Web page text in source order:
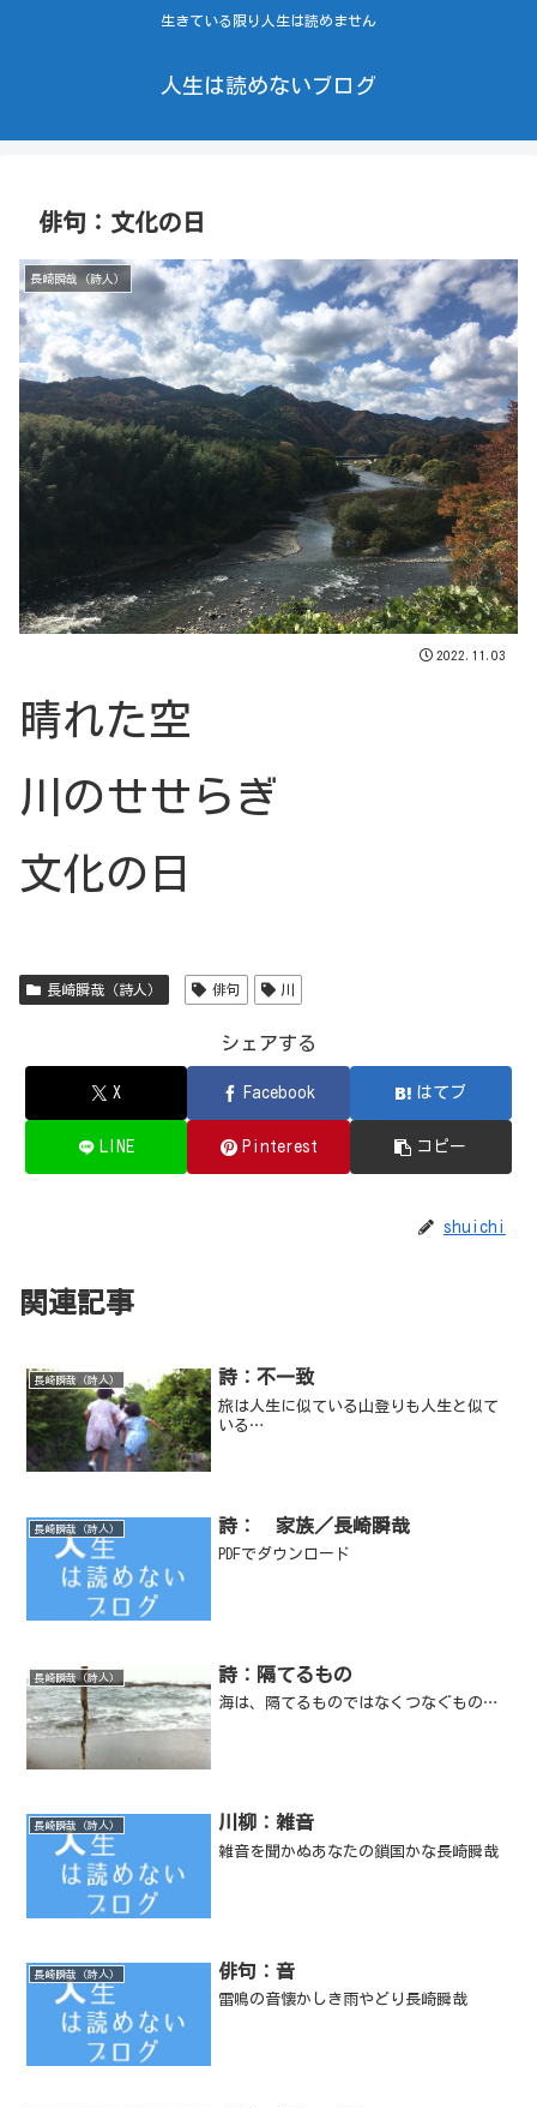
生きている限り人生は読めません
人生は読めないブログ
俳句：文化の日
長崎瞬哉（詩人）
2022.11.03
晴れた空
川のせせらぎ
文化の日
長崎瞬哉（詩人） 俳句 川
シェアする
X Facebook はてブ
LINE Pinterest コピー
shuichi
関連記事
長崎瞬哉（詩人） 詩：不一致
旅は人生に似ている山登りも人生と似て
いる…
長崎瞬哉（詩人） 詩： 家族／長崎瞬哉
PDFでダウンロード
長崎瞬哉（詩人） 詩：隔てるもの
海は、隔てるものではなくつなぐもの…
長崎瞬哉（詩人） 川柳：雑音
雑音を聞かぬあなたの鎖国かな長崎瞬哉
長崎瞬哉（詩人） 俳句：音
雷鳴の音懐かしき雨やどり長崎瞬哉